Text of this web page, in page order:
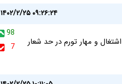
۱۴۰۲/۲/۲۵ ۰۹:۲۶:۲۴
98
7
و مهار تورم در حد شعار